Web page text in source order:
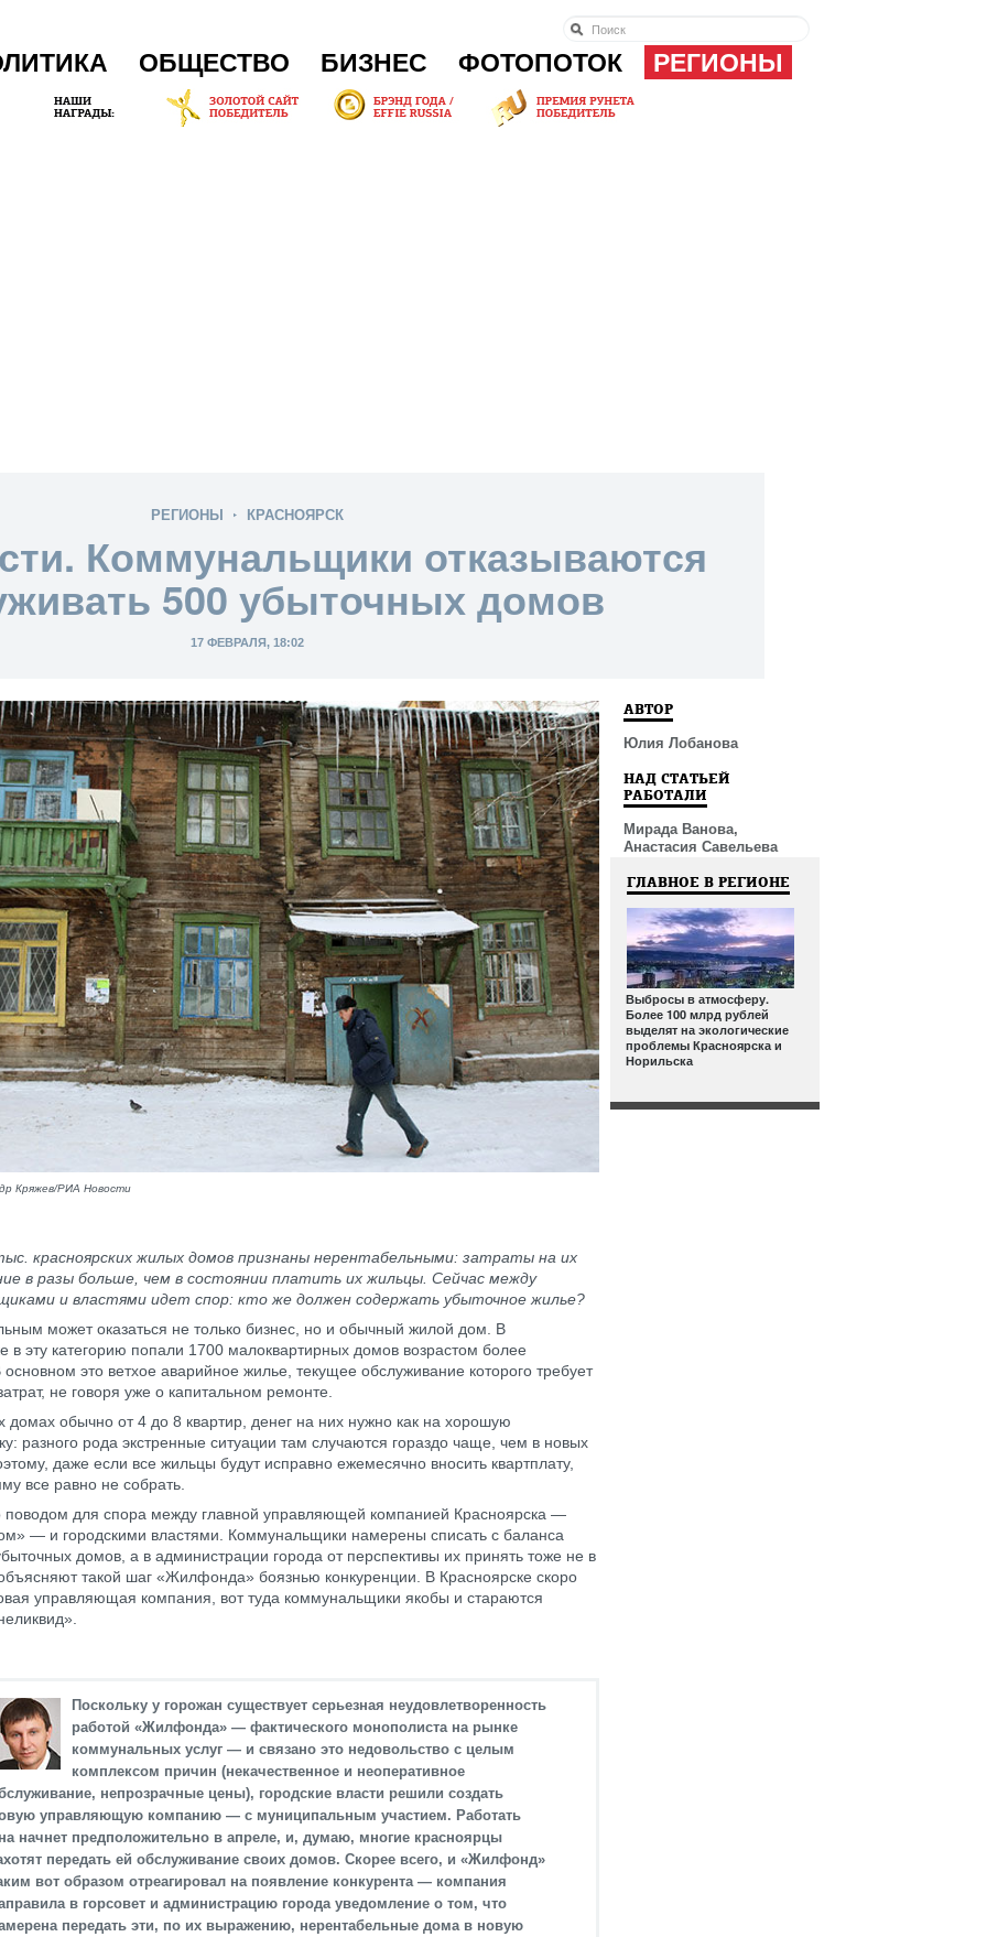
ОБЩЕСТВО БИЗНЕС ФОТОПОТОК РЕГИОНЫ
РЕГИОНЫ КРАСНОЯРСК
Коммунальщики отказываются
500 убыточных домов
17 ФЕВРАЛЯ, 18:02
Кряжев/РИА Новости
красноярских жилых домов признаны нерентабельными: затраты на их
в разы больше, чем в состоянии платить их жильцы. Сейчас между
и властями идет спор: кто же должен содержать убыточное жилье?
может оказаться не только бизнес, но и обычный жилой дом. В
в эту категорию попали 1700 малоквартирных домов возрастом более
основном это ветхое аварийное жилье, текущее обслуживание которого требует
не говоря уже о капитальном ремонте.
домах обычно от 4 до 8 квартир, денег на них нужно как на хорошую
разного рода экстренные ситуации там случаются гораздо чаще, чем в новых
даже если все жильцы будут исправно ежемесячно вносить квартплату,
все равно не собрать.
поводом для спора между главной управляющей компанией Красноярска —
— и городскими властями. Коммунальщики намерены списать с баланса
домов, а в администрации города от перспективы их принять тоже не в
такой шаг «Жилфонда» боязнью конкуренции. В Красноярске скоро
управляющая компания, вот туда коммунальщики якобы и стараются
Поскольку у горожан существует серьезная неудовлетворенность
работой «Жилфонда» — фактического монополиста на рынке
коммунальных услуг — и связано это недовольство с целым
комплексом причин (некачественное и неоперативное
непрозрачные цены), городские власти решили создать
управляющую компанию — с муниципальным участием. Работать
начнет предположительно в апреле, и, думаю, многие красноярцы
передать ей обслуживание своих домов. Скорее всего, и «Жилфонд»
вот образом отреагировал на появление конкурента — компания
в горсовет и администрацию города уведомление о том, что
передать эти, по их выражению, нерентабельные дома в новую
АВТОР
Юлия Лобанова
НАД СТАТЬЕЙ
РАБОТАЛИ
Мирада Ванова,
Анастасия Савельева
ГЛАВНОЕ В РЕГИОНЕ
Выбросы в атмосферу.
Более 100 млрд рублей
выделят на экологические
проблемы Красноярска и
Норильска